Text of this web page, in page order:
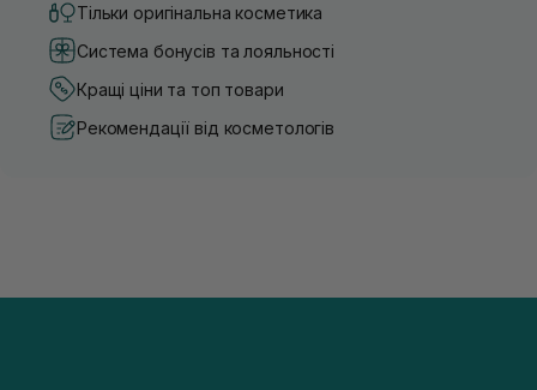
Тільки оригінальна косметика
Система бонусів та лояльності
Кращі ціни та топ товари
Рекомендації від косметологів